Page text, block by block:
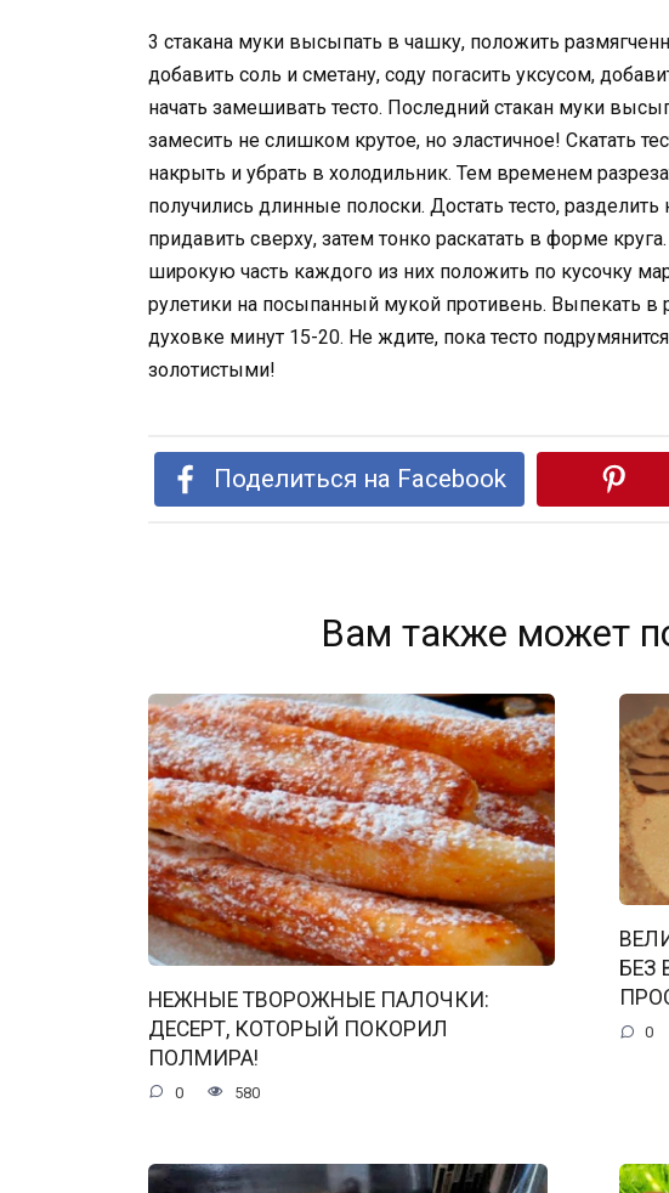
3 стакана муки высыпать в чашку, положить
добавить соль и сметану, соду погасить уксусом,
начать замешивать тесто. Последний стакан муки
замесить не слишком крутое, но эластичное! Скатать
накрыть и убрать в холодильник. Тем временем
получились длинные полоски. Достать тесто,
придавить сверху, затем тонко раскатать в форме
широкую часть каждого из них положить по кусочку
рулетики на посыпанный мукой противень. Выпекать в
духовке минут 15-20. Не ждите, пока тесто
золотистыми!
Поделиться на Facebook
Вам также может
НЕЖНЫЕ ТВОРОЖНЫЕ ПАЛОЧКИ:
ДЕСЕРТ, КОТОРЫЙ ПОКОРИЛ
ПОЛМИРА!
0 580
БЕЗ
0